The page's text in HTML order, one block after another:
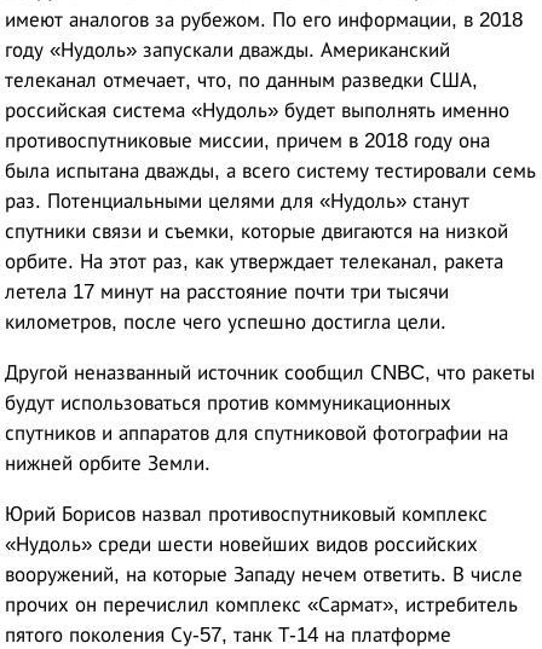
имеют аналогов за рубежом. По его информации, в 2018
году «Нудоль» запускали дважды. Американский
телеканал отмечает, что, по данным разведки США,
российская система «Нудоль» будет выполнять именно
противоспутниковые миссии, причем в 2018 году она
была испытана дважды, а всего систему тестировали семь
раз. Потенциальными целями для «Нудоль» станут
спутники связи и съемки, которые двигаются на низкой
орбите. На этот раз, как утверждает телеканал, ракета
летела 17 минут на расстояние почти три тысячи
километров, после чего успешно достигла цели.
Другой неназванный источник сообщил СNBC, что ракеты
будут использоваться против коммуникационных
спутников и аппаратов для спутниковой фотографии на
нижней орбите Земли.
Юрий Борисов назвал противоспутниковый комплекс
«Нудоль» среди шести новейших видов российских
вооружений, на которые Западу нечем ответить. В числе
прочих он перечислил комплекс «Сармат», истребитель
пятого поколения Су-57, танк Т-14 на платформе